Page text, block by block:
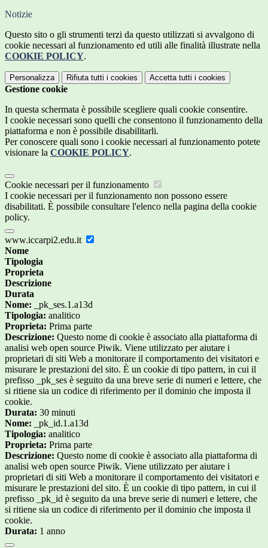
Notizie
Questo sito o gli strumenti terzi da questo utilizzati si avvalgono di
cookie necessari al funzionamento ed utili alle finalità illustrate nella
COOKIE POLICY.
Personalizza Rifiuta tutti i cookies Accetta tutti i cookies
Gestione cookie
In questa schermata è possibile scegliere quali cookie consentire.
I cookie necessari sono quelli che consentono il funzionamento della
piattaforma e non è possibile disabilitarli.
Per conoscere quali sono i cookie necessari al funzionamento potete
visionare la COOKIE POLICY.
Cookie necessari per il funzionamento
I cookie necessari per il funzionamento non possono essere
disabilitati. È possibile consultare l'elenco nella pagina della cookie
policy.
www.iccarpi2.edu.it
Nome
Tipologia
Proprieta
Descrizione
Durata
Nome: _pk_ses.1.a13d
Tipologia: analitico
Proprieta: Prima parte
Descrizione: Questo nome di cookie è associato alla piattaforma di
analisi web open source Piwik. Viene utilizzato per aiutare i
proprietari di siti Web a monitorare il comportamento dei visitatori e
misurare le prestazioni del sito. È un cookie di tipo pattern, in cui il
prefisso _pk_ses è seguito da una breve serie di numeri e lettere, che
si ritiene sia un codice di riferimento per il dominio che imposta il
cookie.
Durata: 30 minuti
Nome: _pk_id.1.a13d
Tipologia: analitico
Proprieta: Prima parte
Descrizione: Questo nome di cookie è associato alla piattaforma di
analisi web open source Piwik. Viene utilizzato per aiutare i
proprietari di siti Web a monitorare il comportamento dei visitatori e
misurare le prestazioni del sito. È un cookie di tipo pattern, in cui il
prefisso _pk_id è seguito da una breve serie di numeri e lettere, che
si ritiene sia un codice di riferimento per il dominio che imposta il
cookie.
Durata: 1 anno